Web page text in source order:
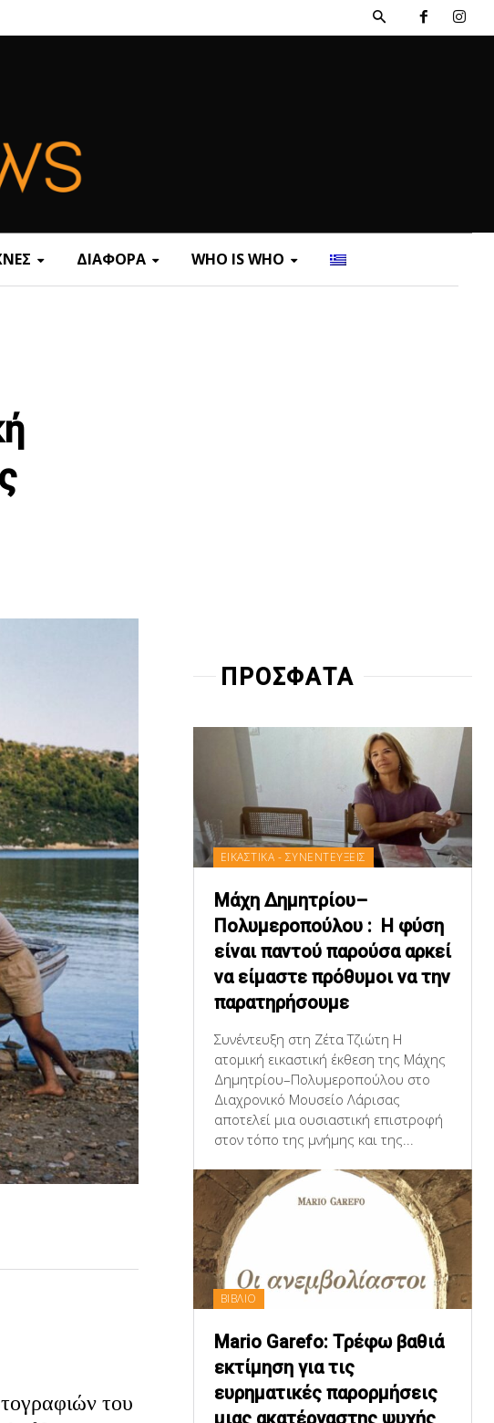
ΔΙΑΦΟΡΑ WHO IS WHO
του
ΠΡΟΣΦΑΤΑ
ΕΙΚΑΣΤΙΚΑ - ΣΥΝΕΝΤΕΥΞΕΙΣ
Μάχη Δημητρίου–
Πολυμεροπούλου : Η φύση
είναι παντού παρούσα αρκεί
να είμαστε πρόθυμοι να την
παρατηρήσουμε
Συνέντευξη στη Ζέτα Τζιώτη Η
ατομική εικαστική έκθεση της Μάχης
Δημητρίου–Πολυμεροπούλου στο
Διαχρονικό Μουσείο Λάρισας
αποτελεί μια ουσιαστική επιστροφή
στον τόπο της μνήμης και της...
ΒΙΒΛΙΟ
Mario Garefo: Τρέφω βαθιά
εκτίμηση για τις
ευρηματικές παρορμήσεις
μιας ακατέργαστης ψυχής